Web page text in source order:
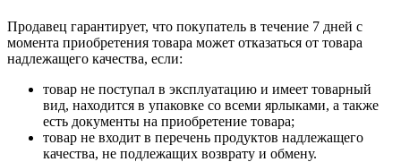
Продавец гарантирует, что покупатель в течение 7 дней с
момента приобретения товара может отказаться от товара
надлежащего качества, если:
товар не поступал в эксплуатацию и имеет товарный
вид, находится в упаковке со всеми ярлыками, а также
есть документы на приобретение товара;
товар не входит в перечень продуктов надлежащего
качества, не подлежащих возврату и обмену.